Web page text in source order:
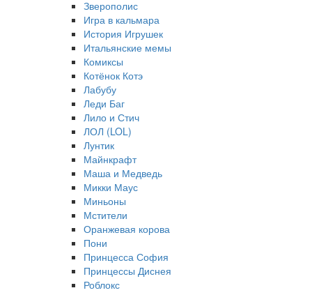
Зверополис
Игра в кальмара
История Игрушек
Итальянские мемы
Комиксы
Котёнок Котэ
Лабубу
Леди Баг
Лило и Стич
ЛОЛ (LOL)
Лунтик
Майнкрафт
Маша и Медведь
Микки Маус
Миньоны
Мстители
Оранжевая корова
Пони
Принцесса София
Принцессы Диснея
Роблокс